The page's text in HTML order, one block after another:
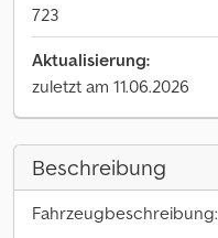
723
Aktualisierung:
zuletzt am 11.06.2026
Beschreibung
Fahrzeugbeschreibung: